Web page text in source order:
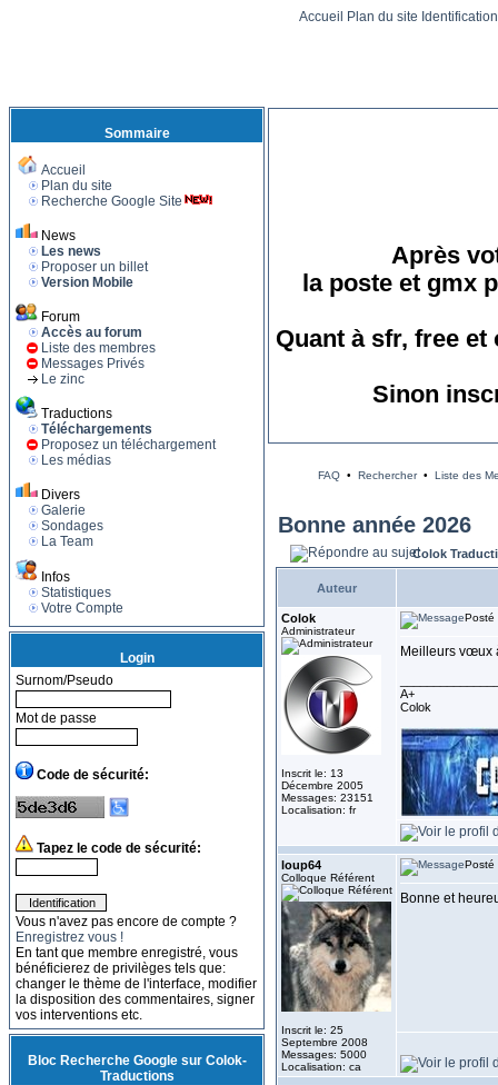
Accueil Plan du site
Sommaire
Accueil
Plan du site
Recherche Google Site
News
Les news
Proposer un billet
Version Mobile
Forum
Accès au forum
Liste des membres
Messages Privés
Le zinc
Traductions
Téléchargements
Proposez un téléchargement
Les médias
Divers
Galerie
Sondages
La Team
Infos
Statistiques
Votre Compte
Login
Surnom/Pseudo
Mot de passe
Code de sécurité:
Tapez le code de sécurité:
Vous n'avez pas encore de compte ?
Enregistrez vous !
En tant que membre enregistré, vous
bénéficierez de privilèges tels que:
changer le thème de l'interface, modifier
la disposition des commentaires, signer
vos interventions etc.
Bloc Recherche Google sur Colok-
Traductions
Après
la poste et gmx
Quant à sfr, free
Sinon
FAQ • Rechercher• Liste des
Bonne année 2026
Colok
Auteur
Colok
Administrateur
Inscrit le: 13
Décembre 2005
Messages: 23151
Localisation: fr
Posté
Meilleurs vœux
A+
Colok
loup64
Colloque Référent
Inscrit le: 25
Septembre 2008
Messages: 5000
Localisation: ca
Posté
Bonne et